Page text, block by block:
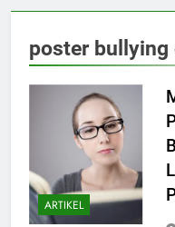
poster bullying
ARTIKEL